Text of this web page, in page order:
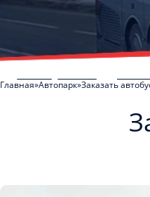
Главная Автопарк Заказать